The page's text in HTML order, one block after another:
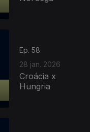
Ep. 58
28 jan. 2026
Croácia x
Hungria